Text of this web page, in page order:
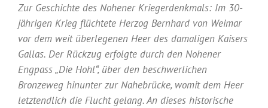
Zur Geschichte des Nohener Kriegerdenkmals: Im 30-
jährigen Krieg flüchtete Herzog Bernhard von Weimar
vor dem weit überlegenen Heer des damaligen Kaisers
Gallas. Der Rückzug erfolgte durch den Nohener
Engpass „Die Hohl“, über den beschwerlichen
Bronzeweg hinunter zur Nahebrücke, womit dem Heer
letztendlich die Flucht gelang. An dieses historische